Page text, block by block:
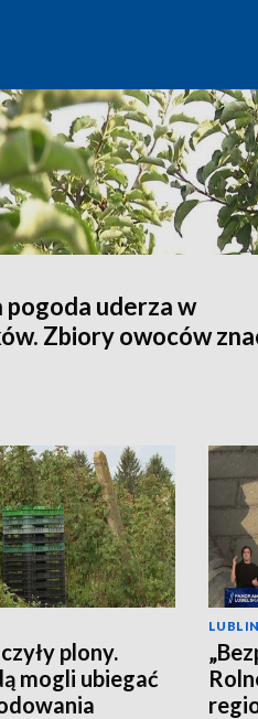
pogoda uderza w
Zbiory owoców
plony.
mogli ubiegać
LUBLIN